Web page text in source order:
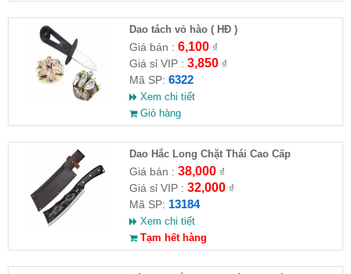
Dao tách vỏ hào ( HĐ )
Giá bán : 6,100₫
Giá sỉ VIP : 3,850₫
Mã SP: 6322
Xem chi tiết
Giỏ hàng
Dao Hắc Long Chặt Thái Cao Cấp
Giá bán : 38,000₫
Giá sỉ VIP : 32,000₫
Mã SP: 13184
Xem chi tiết
Tạm hết hàng